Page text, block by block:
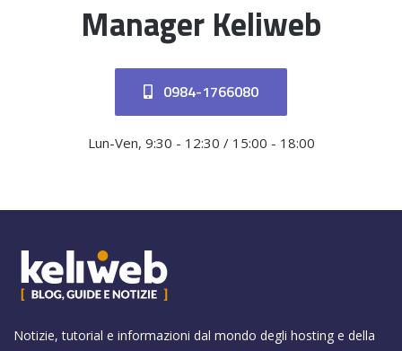
Manager Keliweb
0984-1766080
Lun-Ven, 9:30 - 12:30 / 15:00 - 18:00
Notizie, tutorial e informazioni dal mondo degli hosting e della